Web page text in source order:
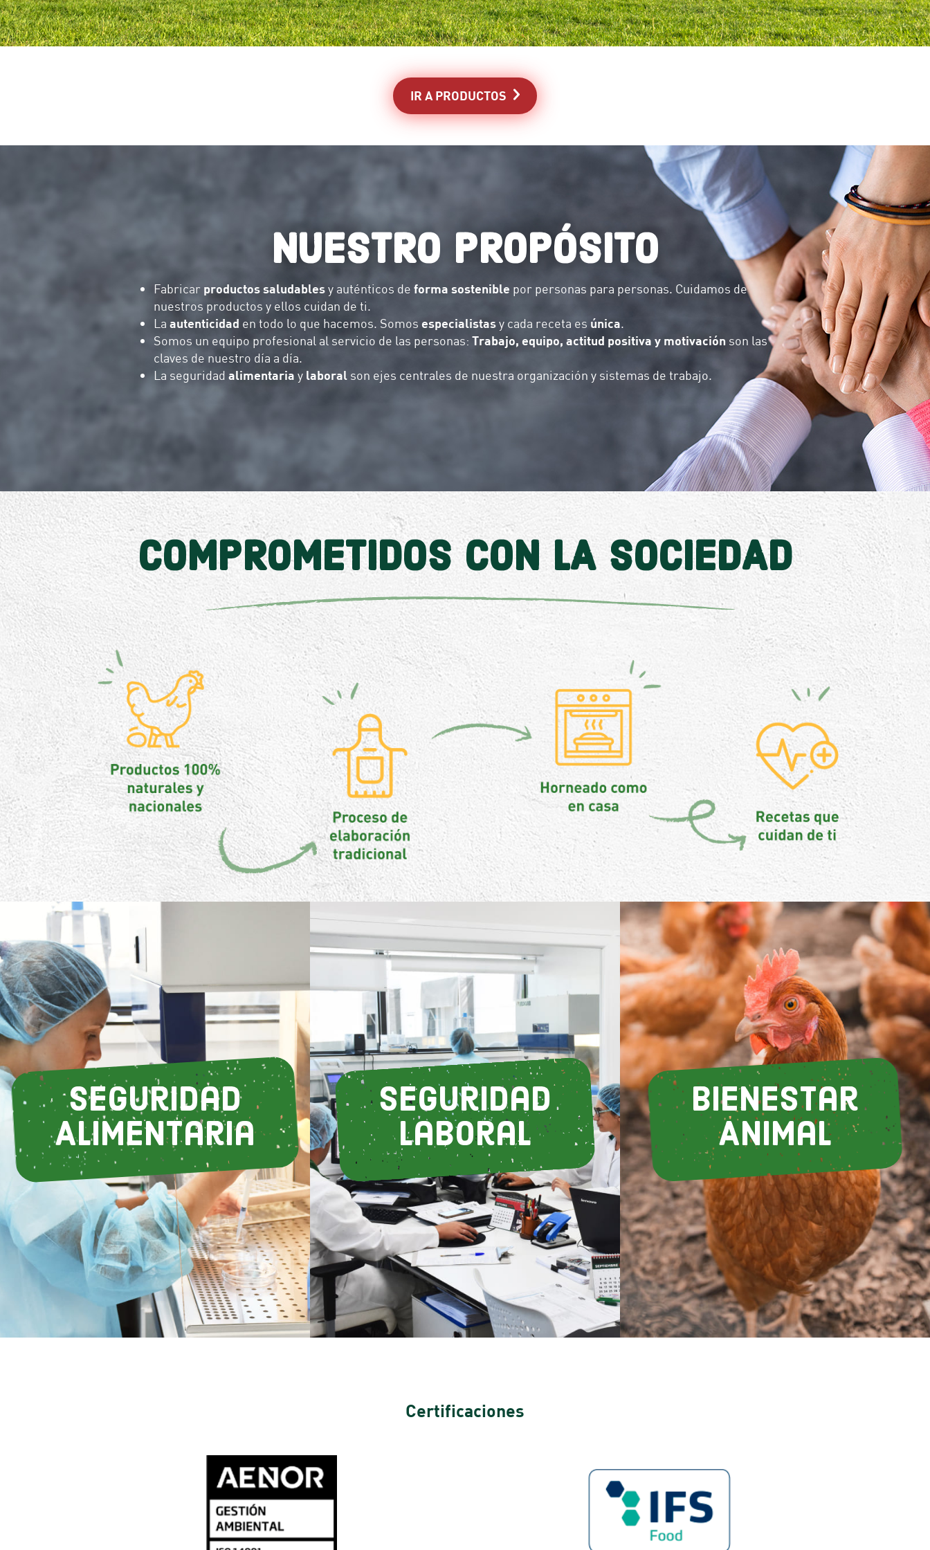
IR A PRODUCTOS
NUESTRO PROPÓSITO
Fabricar productos saludablesy auténticos de forma sostenible por personas para personas. Cuidamos de
nuestros productos y ellos cuidan de ti.
La autenticidad en todo lo que hacemos. Somos especialistasy cada receta es única.
Somos un equipo profesional al servicio de las personas: Trabajo, equipo, actitud positiva y motivación son las
claves de nuestro día a día.
La seguridad alimentaria y laboral son ejes centrales de nuestra organización y sistemas de trabajo.
COMPROMETIDOS CON LA SOCIEDAD
Seguridad
Alimentaria
Seguridad
Laboral
Bienestar
Animal
Certificaciones